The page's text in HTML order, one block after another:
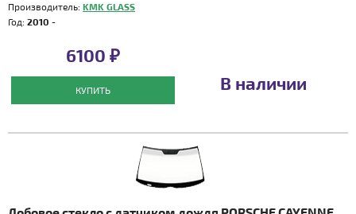
Производитель: KMK GLASS
Год: 2010 -
6100 ₽
КУПИТЬ В наличии